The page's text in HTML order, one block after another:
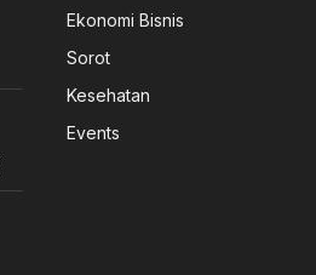
Ekonomi Bisnis
Sorot
Kesehatan
Events